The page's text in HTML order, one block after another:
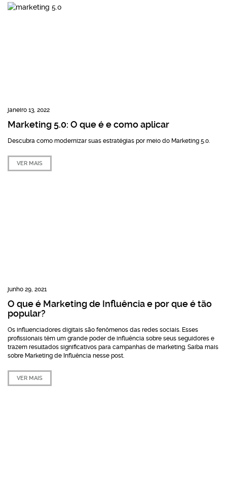
janeiro 13, 2022
Marketing 5.0: O que é e como aplicar
Descubra como modernizar suas estratégias por meio do Marketing 5.0.
VER MAIS
junho 29, 2021
O que é Marketing de Influência e por que é tão
popular?
Os influenciadores digitais são fenômenos das redes sociais. Esses
profissionais têm um grande poder de influência sobre seus seguidores e
trazem resultados significativos para campanhas de marketing. Saiba mais
sobre Marketing de Influência nesse post.
VER MAIS